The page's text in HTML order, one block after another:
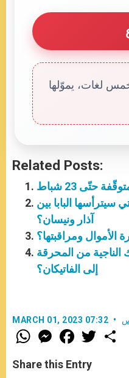
لغات، يموّلها
Related Posts:
حتّى 23 شباط
سيترأسها البابا بين
آذار ونيسان؟
الأموال ومراقبتها؟
من المحرقة
إلى الفاتيكان؟
MARCH 01, 2023 07:32
W
h
t
s
M
e
s
e
F
a
e
b
T
w
Share this Entry